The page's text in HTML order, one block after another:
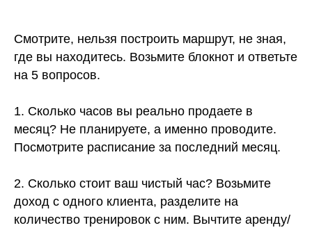
Смотрите, нельзя построить маршрут, не зная,
где вы находитесь. Возьмите блокнот и ответьте
на 5 вопросов.
1. Сколько часов вы реально продаете в
месяц? Не планируете, а именно проводите.
Посмотрите расписание за последний месяц.
2. Сколько стоит ваш чистый час? Возьмите
доход с одного клиента, разделите на
количество тренировок с ним. Вычтите аренду/